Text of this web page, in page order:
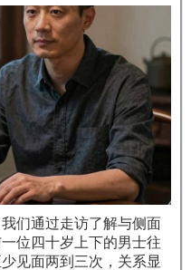
们通过走访了解与侧面
位四十岁上下的男士往
见面两到三次，关系显